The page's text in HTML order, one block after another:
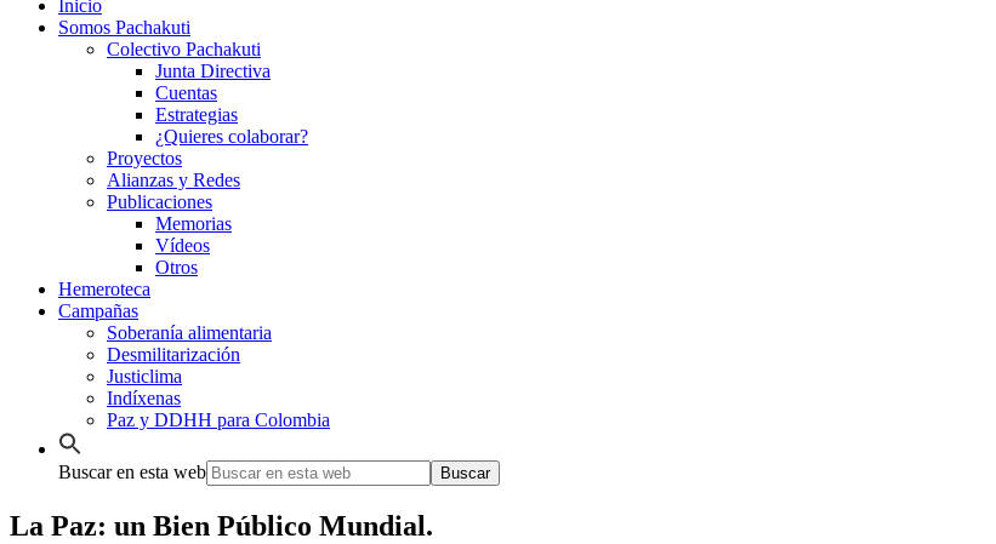
Inicio
Somos Pachakuti
Colectivo Pachakuti
Junta Directiva
Cuentas
Estrategias
¿Quieres colaborar?
Proyectos
Alianzas y Redes
Publicaciones
Memorias
Vídeos
Otros
Hemeroteca
Campañas
Soberanía alimentaria
Desmilitarización
Justiclima
Indíxenas
Paz y DDHH para Colombia
Buscar en esta web
La Paz: un Bien Público Mundial.